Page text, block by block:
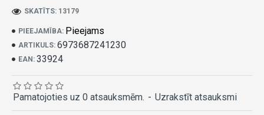
PIEEJAMĪBA: Pieejams
ARTIKULS: 6973687241230
EAN: 33924
SKATĪTS: 13179
Pamatojoties uz 0 atsauksmēm. - Uzrakstīt atsauksmi